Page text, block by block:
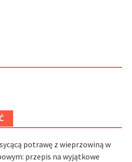
potrawę z wieprzowiną w
przepis na wyjątkowe